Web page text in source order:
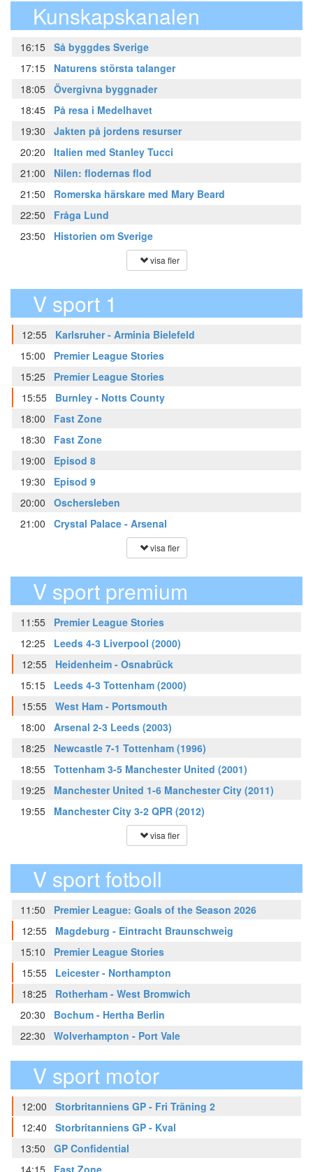
Kunskapskanalen
16:15 Så byggdes Sverige
17:15
Naturens största talanger
18:05 Övergivna byggnader
18:45
På resa i Medelhavet
19:30
Jakten på jordens resurser
20:20
Italien med Stanley Tucci
21:00
Nilen: flodernas flod
21:50
Romerska härskare med Mary Beard
22:50
Fråga Lund
23:50
Historien om Sverige
visa fler
V sport 1
12:55
Karlsruher - Arminia Bielefeld
15:00
Premier League Stories
15:25
Premier League Stories
15:55
Burnley - Notts County
18:00
Fast Zone
18:30
Fast Zone
19:00
Episod 8
19:30
Episod 9
20:00
Oschersleben
21:00
Crystal Palace - Arsenal
visa fler
V sport premium
11:55
Premier League Stories
12:25
Leeds 4-3 Liverpool (2000)
12:55
Heidenheim - Osnabrück
15:15
Leeds 4-3 Tottenham (2000)
15:55 West Ham - Portsmouth
18:00
Arsenal 2-3 Leeds (2003)
18:25
Newcastle 7-1 Tottenham (1996)
18:55 Tottenham 3-5 Manchester United (2001)
19:25
Manchester United 1-6 Manchester City (2011)
19:55
Manchester City 3-2 QPR (2012)
visa fler
V sport fotboll
11:50
Premier League: Goals of the Season 2026
12:55
Magdeburg - Eintracht Braunschweig
15:10
Premier League Stories
15:55
Leicester - Northampton
18:25
Rotherham - West Bromwich
20:30
Bochum - Hertha Berlin
22:30
Wolverhampton - Port Vale
V sport motor
12:00
Storbritanniens GP - Fri Träning 2
12:40
Storbritanniens GP - Kval
13:50
GP Confidential
14:15
Fast Zone